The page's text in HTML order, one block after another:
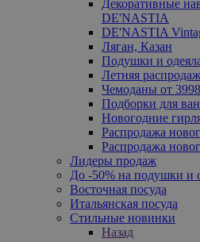
Декоративные
DE'NASTIA
DE'NASTIA
Ляган, Казан
Подушки и
Летняя
Чемоданы от
Подборки для
Новогодние
Распродажа
Распродажа
Лидеры продаж
До -50% на подушки и
Восточная посуда
Итальянская посуда
Стильные новинки
Назад